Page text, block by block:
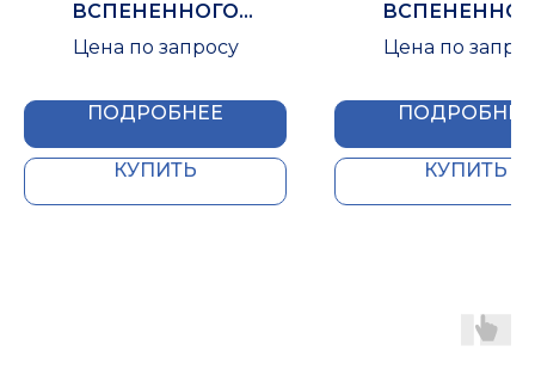
ВСПЕНЕННОГО
КАУЧУКА IZOMIR 13X048
Цена по запросу
ПОДРОБНЕЕ
КУПИТЬ
Цена по
ПОДРОБНЕЕ
КУПИТЬ